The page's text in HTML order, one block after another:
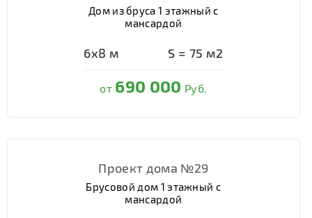
Дом из бруса 1 этажный с
мансардой
6х8 м S = 75 м2
от 690 000 Руб.
Проект дома №29
Брусовой дом 1 этажный с
мансардой